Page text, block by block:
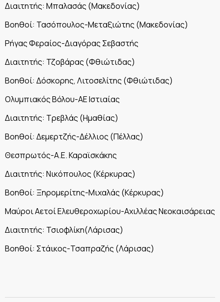
Διαιτητής: Μπαλασάς (Μακεδονίας)
Βοηθοί: Τασόπουλος-Μεταξιώτης (Μακεδονίας)
Ρήγας Φεραίος-Διαγόρας Σεβαστής
Διαιτητής: Τζοβάρας (Φθιώτιδας)
Βοηθοί: Δόσκορης, Λιτοσελίτης (Φθιώτιδας)
Ολυμπιακός Βόλου-ΑΕ Ιστιαίας
Διαιτητής: Τρεβλάς (Ημαθίας)
Βοηθοί: Δεμερτζής-Δέλλιος (Πέλλας)
Θεσπρωτός-Α.Ε. Καραϊσκάκης
Διαιτητής: Νικόπουλος (Κέρκυρας)
Βοηθοί: Ξηρομερίτης-Μιχαλάς (Κέρκυρας)
Μαύροι Αετοί Ελευθεροχωρίου-Αχιλλέας Νεοκαισάρειας
Διαιτητής: Τσιοφλίκη(Λάρισας)
Βοηθοί: Στάικος-Τσαπραζής (Λάρισας)